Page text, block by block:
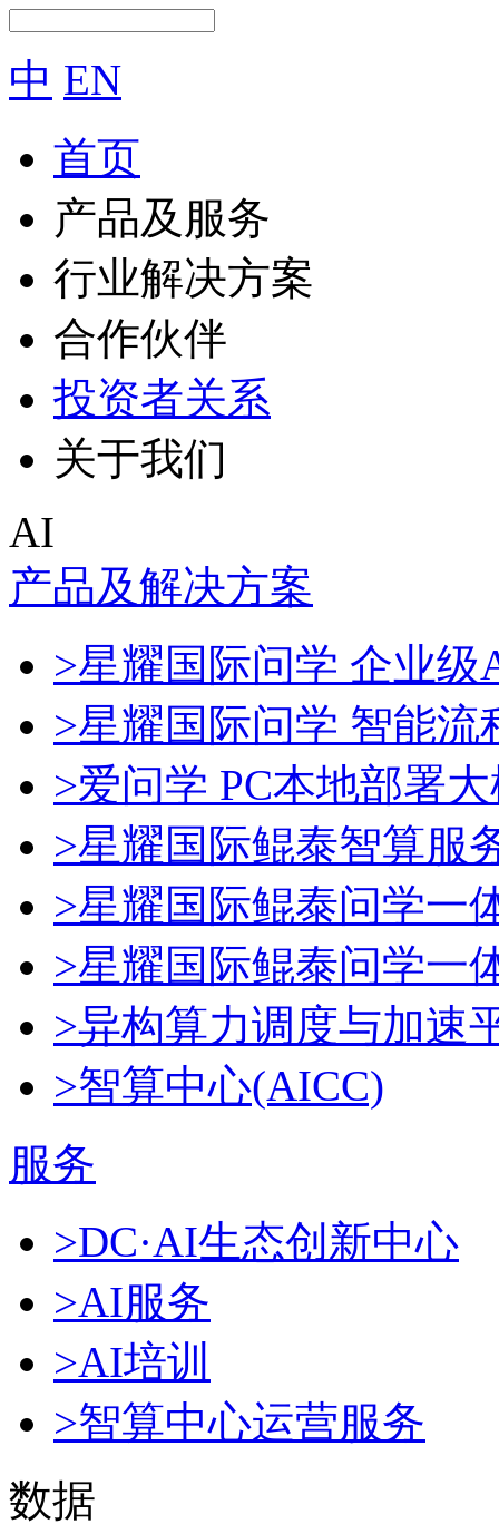
中 EN
首页
产品及服务
行业解决方案
合作伙伴
投资者关系
关于我们
AI
产品及解决方案
>星耀国际问学 企业级
>星耀国际问学 智能流
>爱问学 PC本地部署
>星耀国际鲲泰智算服
>星耀国际鲲泰问学一
>星耀国际鲲泰问学一
>异构算力调度与加速
>智算中心(AICC)
服务
>DC·AI生态创新中心
>AI服务
>AI培训
>智算中心运营服务
数据